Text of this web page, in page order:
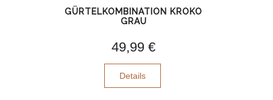
GÜRTELKOMBINATION KROKO
GRAU
49,99 €
Details